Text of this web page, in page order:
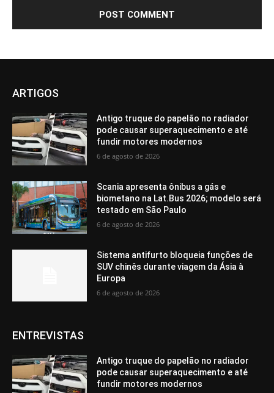
ARTIGOS
Antigo truque do papelão no radiador
pode causar superaquecimento e até
fundir motores modernos
6 de agosto de 2026
Scania apresenta ônibus a gás e
biometano na Lat.Bus 2026; modelo será
testado em São Paulo
6 de agosto de 2026
Sistema antifurto bloqueia funções de
SUV chinês durante viagem da Ásia à
Europa
6 de agosto de 2026
ENTREVISTAS
Antigo truque do papelão no radiador
pode causar superaquecimento e até
fundir motores modernos